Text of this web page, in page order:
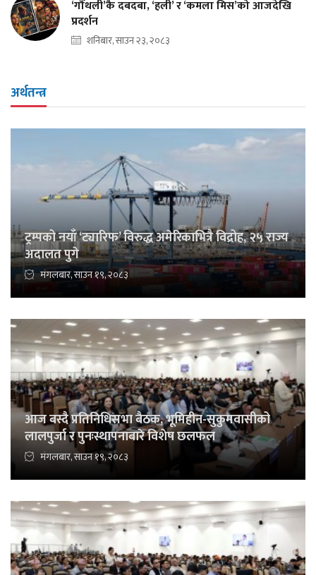
‘गौँथली’कै दबदबा, ‘हली’ र ‘कमला मिस’को आजदेखि
प्रदर्शन
शनिबार, साउन २३, २०८३
अर्थतन्त्र
ट्रम्पको नयाँ ‘ट्यारिफ’ विरुद्ध अमेरिकाभित्रै विद्रोह, २५ राज्य
अदालत पुगे
मंगलबार, साउन १९, २०८३
आज बस्दै प्रतिनिधिसभा बैठक, भूमिहीन-सुकुमवासीको
लालपुर्जा र पुनःस्थापनाबारे विशेष छलफल
मंगलबार, साउन १९, २०८३